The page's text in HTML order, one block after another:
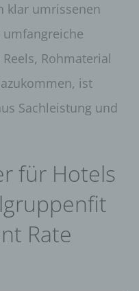
klar umrissenen
umfangreiche
Rohmaterial
ist
Sachleistung und
für Hotels
Rate